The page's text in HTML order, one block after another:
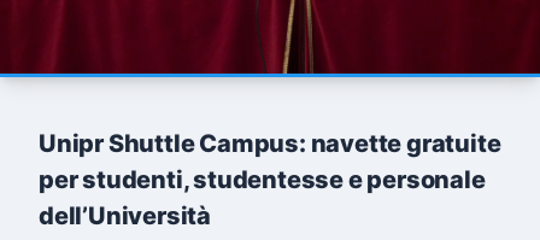
Unipr Shuttle Campus: navette gratuite
per studenti, studentesse e personale
dell’Università